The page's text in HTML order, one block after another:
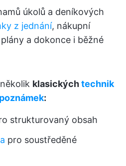
úkolů a deníkových
z jednání, nákupní
a dokonce i běžné
klasickýchtechnik
:
strukturovaný obsah
pro soustředěné